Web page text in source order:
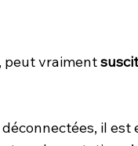
peut vraiment
il est